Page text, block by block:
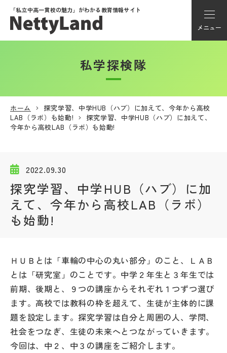
「私立中高一貫校の魅力」がわかる教育情報サイト
メニュー
アカウント登録
メニュー
学校動画
私学探検隊
説明会・イベント情報
よみもの
学校からのお知らせ
私学探検隊
ホーム
探究学習、中学HUB（ハブ）に加えて、今年から高校
LAB（ラボ）も始動!
探究学習、中学HUB（ハブ）に加えて、
今年から高校LAB（ラボ）も始動!
2022.09.30
探究学習、中学HUB（ハブ）に加
えて、今年から高校LAB（ラボ）
も始動!
ＨＵＢとは「車輪の中心の丸い部分」のこと、ＬＡＢ
とは「研究室」のことです。中学２年生と３年生では
前期、後期と、９つの講座からそれぞれ１つずつ選び
ます。高校では教科の枠を超えて、生徒が主体的に課
題を設定します。探究学習は自分と周囲の人、学問、
社会をつなぎ、生徒の未来へとつながっていきます。
今回は、中２、中３の講座をご紹介します。